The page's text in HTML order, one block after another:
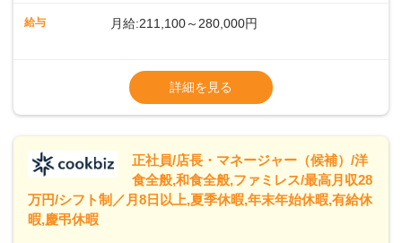
なDX（デジタルトランスフォーメーション）の取り組みを進
います。私たちは、多様な働き方を提供し、ライフステージ
に合わせた柔軟な勤務時間や働きやすい環境を整えていま
います。
給与 月給:211,100～280,000円
※残業代全額支給
※経験に応じて応相談①ナショナル社員：月
給245,800円～②エリア社員 ：月給
詳細を見る
正社員/店長・マネージャー（候補）/洋
食全般,和食全般,ファミレス/最高月収28
万円/シフト制／月8日以上,夏季休暇,年末年始休暇,有給休
暇,慶弔休暇